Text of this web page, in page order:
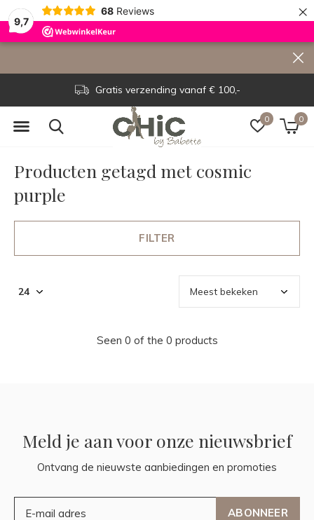
9,7
68 Reviews ×
0 0
Gratis verzending vanaf € 100,-
Producten getagd met cosmic
purple
FILTER
Seen 0 of the 0 products
Meld je aan voor onze nieuwsbrief
Ontvang de nieuwste aanbiedingen en promoties
ABONNEER